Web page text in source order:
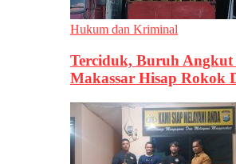
Hukum dan Kriminal
Terciduk, Buruh
Makassar Hisap Rokok